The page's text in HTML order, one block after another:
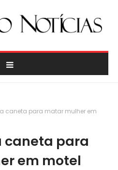
caneta para matar mulher em
caneta para
em motel